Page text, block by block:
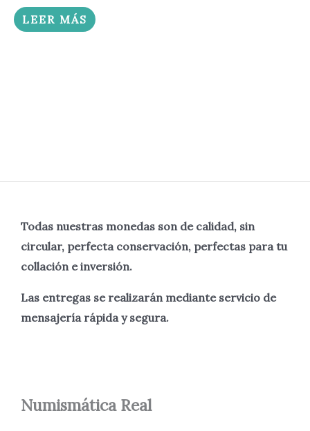
LEER MÁS
Todas nuestras monedas son de calidad, sin
circular, perfecta conservación, perfectas para tu
collación e inversión.
Las entregas se realizarán mediante servicio de
mensajería rápida y segura.
NumismáticaReal